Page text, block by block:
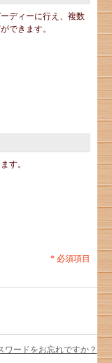
ディーに行え、複数
できます。
す。
* 必須項目
ワードをお忘れですか？